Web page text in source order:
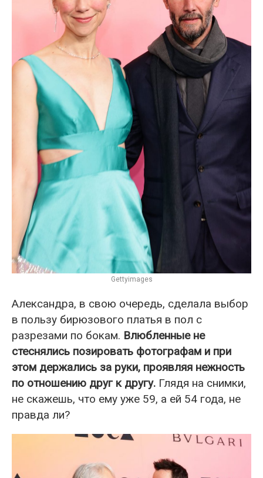
Gettyimages
Александра, в свою очередь, сделала выбор
в пользу бирюзового платья в пол с
разрезами по бокам. Влюбленные не
стеснялись позировать фотографам и при
этом держались за руки, проявляя нежность
по отношению друг к другу. Глядя на снимки,
не скажешь, что ему уже 59, а ей 54 года, не
правда ли?